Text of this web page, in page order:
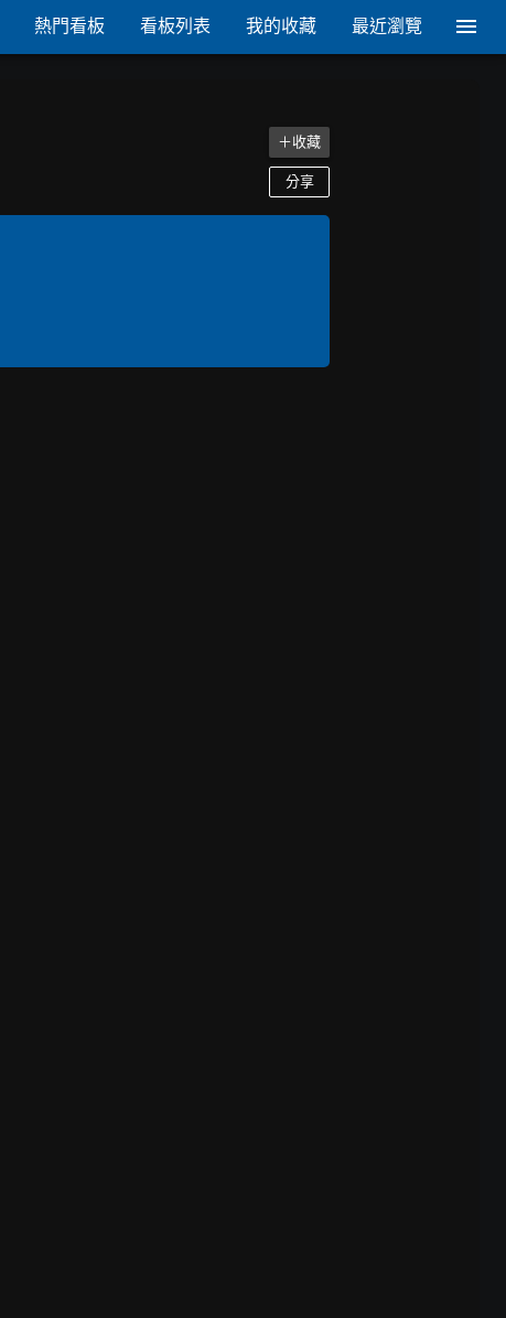
熱門看板 看板列表 我的收藏 最近瀏覽
＋收藏
分享